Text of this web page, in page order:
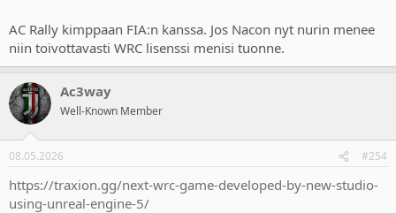
AC Rally kimppaan FIA:n kanssa. Jos Nacon nyt nurin menee
niin toivottavasti WRC lisenssi menisi tuonne.
Ac3way
Well-Known Member
08.05.2026 #254
https://traxion.gg/next-wrc-game-developed-by-new-studio-
using-unreal-engine-5/